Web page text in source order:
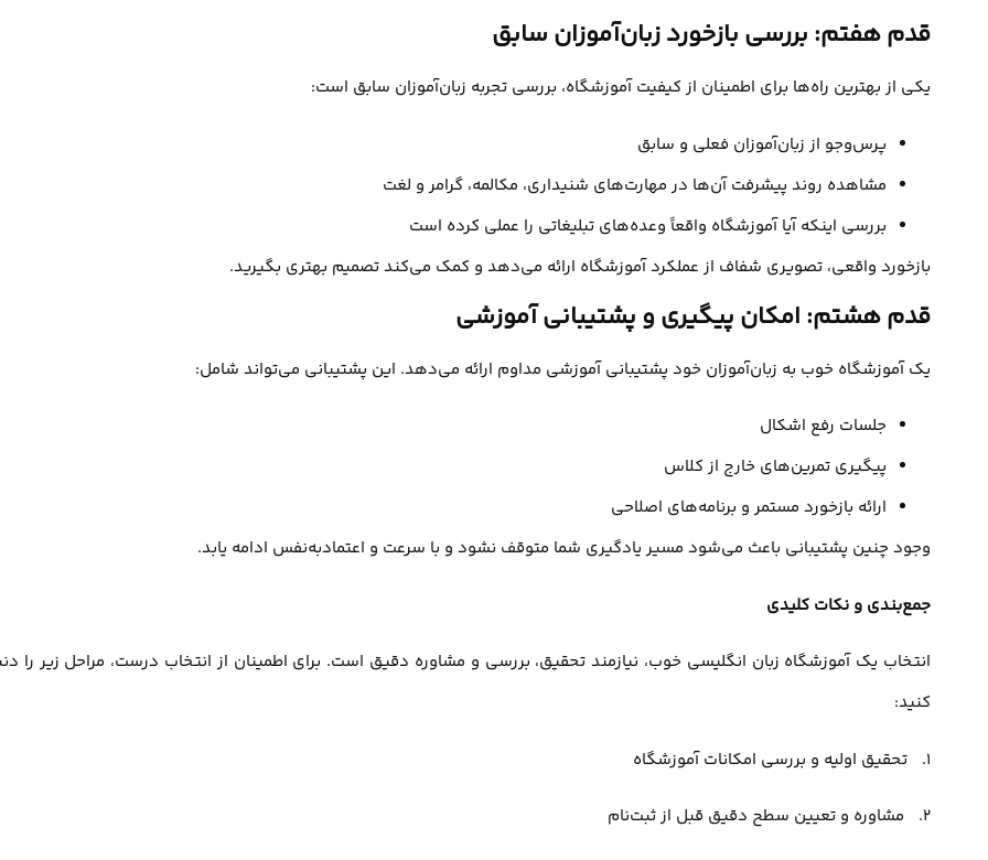
قدم هفتم: بررسی بازخورد زبان‌آموزان سابق
یکی از بهترین راه‌ها برای اطمینان از کیفیت آموزشگاه، بررسی تجربه زبان‌آموزان سابق است:
پرس‌وجو از زبان‌آموزان فعلی و سابق
مشاهده روند پیشرفت آن‌ها در مهارت‌های شنیداری، مکالمه، گرامر و لغت
بررسی اینکه آیا آموزشگاه واقعاً وعده‌های تبلیغاتی را عملی کرده است
بازخورد واقعی، تصویری شفاف از عملکرد آموزشگاه ارائه می‌دهد و کمک می‌کند تصمیم بهتری بگیرید.
قدم هشتم: امکان پیگیری و پشتیبانی آموزشی
یک آموزشگاه خوب به زبان‌آموزان خود پشتیبانی آموزشی مداوم ارائه می‌دهد. این پشتیبانی می‌تواند شامل:
جلسات رفع اشکال
پیگیری تمرین‌های خارج از کلاس
ارائه بازخورد مستمر و برنامه‌های اصلاحی
وجود چنین پشتیبانی باعث می‌شود مسیر یادگیری شما متوقف نشود و با سرعت و اعتمادبه‌نفس ادامه یابد.
جمع‌بندی و نکات کلیدی
انتخاب یک آموزشگاه زبان انگلیسی خوب، نیازمند تحقیق، بررسی و مشاوره دقیق است. برای اطمینان از انتخاب درست، مراحل زیر را
کنید:
1. تحقیق اولیه و بررسی امکانات آموزشگاه
2. مشاوره و تعیین سطح دقیق قبل از ثبت‌نام